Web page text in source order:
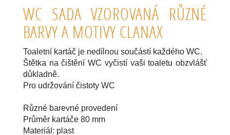
WC SADA VZOROVANÁ RŮZNÉ
BARVY A MOTIVY CLANAX
Toaletní kartáč je nedílnou součástí každého WC.
Štětka na čištění WC vyčistí vaši toaletu obzvlášť
důkladně.
Pro udržování čistoty WC
Různé barevné provedení
Průměr kartáče 80 mm
Materiál: plast